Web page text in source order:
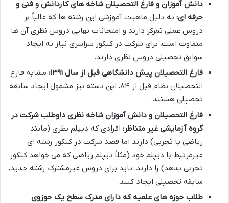
دانش آموزان و فارغ التحصیلان شاخه های کاردانش و فنی و
حرفه ای: به دلیل ماهیت آموزشی این رشته ها که غالباً بر
دروس عملی تمرکز دارند و امتحانات نهایی دروس نظری آن ها
متفاوت است، برای شرکت در کنکور سراسری نیاز به ایجاد
سوابق تحصیلی دروس نظری دارند.
فارغ التحصیلان پیش دانشگاهی قبل از سال ۱۳۹۱:
مشابه فارغ
التحصیلان نظام قبل از ۸۴، این دسته نیز مشمول ایجاد سابقه
تحصیلی هستند.
فارغ التحصیلان و دانش آموزان شاخه نظری داوطلب شرکت در
گروه آزمایشی غیر متناظر: افرادی که دیپلم نظری (مانند
ریاضی یا تجربی) دارند اما قصد شرکت در کنکور رشته ای
غیرمرتبط با دیپلم خود (مثلاً دیپلم ریاضی که می خواهد کنکور
تجربی بدهد) را دارند، باید برای دروس غیرمشترک رشته جدید،
سابقه تحصیلی ایجاد کنند.
طلاب حوزه های علمیه که دارای مدرک سطح یک حوزوی